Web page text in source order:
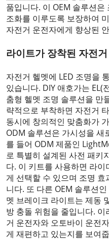
품입니다. 이 OEM 솔루션
조화를 이루도록 보장하여
자전거 운전자에게 향상된
라이트가 장착된 자전
자전거 헬멧에 LED 조명을
있습니다. DIY 애호가는 EL(
춤형 헬멧 조명 솔루션을 만
략적으로 부착하면 자전거
동시에 창의적인 맞춤화가
ODM 솔루션은 가시성을 새
를 들어 ODM 제품인
로 특별히 설계된 사전 패키
다. 이 키트를 사용하면 라
게 선택할 수 있으며 조명
니다. 또 다른 OEM 솔루션
멧 브레이크 라이트는 제동
방 충돌 위험을 줄입니다.
거 운전자와 오토바이 운전
게 재편하고 있는지를 보여